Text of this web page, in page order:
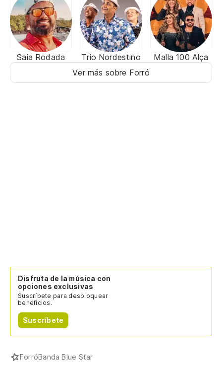
Saia Rodada Trio Nordestino
Malla 100 Alça
Ver más sobre Forró
Disfruta de la música con
opciones exclusivas
Suscríbete para desbloquear
beneficios.
Suscríbete
ForróBanda Blue Star